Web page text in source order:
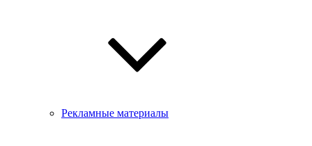
Рекламные материалы